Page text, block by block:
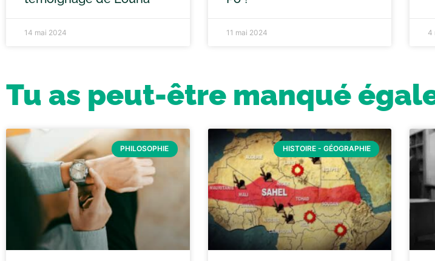
14 mai 2024 11 mai 2024 4
Tu as peut-être manqué
PHILOSOPHIE HISTOIRE - GÉOGRAPHIE